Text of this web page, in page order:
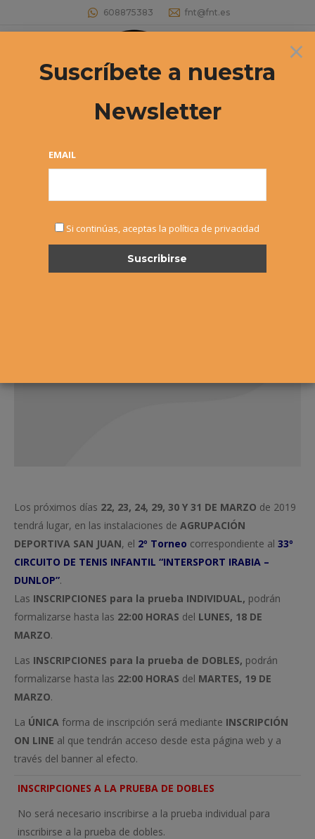
608875383 fnt@fnt.es
Buscar:
33º CIRCUITO DE TENIS INFANTIL
Abierto el plazo de inscripción para el
Estás aquí:
Los próximos días 22, 23, 24, 29, 30 Y 31 DE MARZO de 2019
tendrá lugar, en las instalaciones de AGRUPACIÓN
DEPORTIVA SAN JUAN, el 2º Torneo correspondiente al 33º
CIRCUITO DE TENIS INFANTIL “INTERSPORT IRABIA –
DUNLOP”.
Las INSCRIPCIONES para la prueba INDIVIDUAL, podrán
formalizarse hasta las 22:00 HORAS del LUNES, 18 DE
MARZO.
Las INSCRIPCIONES para la prueba de DOBLES, podrán
formalizarse hasta las 22:00 HORAS del MARTES, 19 DE
MARZO.
La ÚNICA forma de inscripción será mediante INSCRIPCIÓN
ON LINE al que tendrán acceso desde esta página web y a
través del banner al efecto.
INSCRIPCIONES A LA PRUEBA DE DOBLES
No será necesario inscribirse a la prueba individual para
inscribirse a la prueba de dobles.
×
Suscríbete a nuestra
Newsletter
EMAIL
Si continúas, aceptas la política de privacidad